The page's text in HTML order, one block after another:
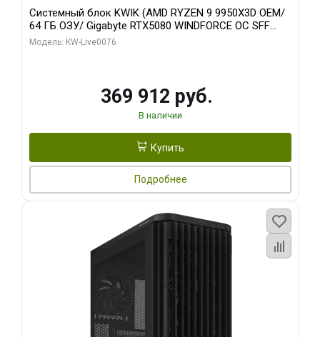
Системный блок KWIK (AMD RYZEN 9 9950X3D OEM/
64 ГБ ОЗУ/ Gigabyte RTX5080 WINDFORCE OC SFF
16GB GDDR7 256bit / 960 ГБ SSD)
Модель: KW-Live0076
369 912 руб.
В наличии
Купить
Подробнее